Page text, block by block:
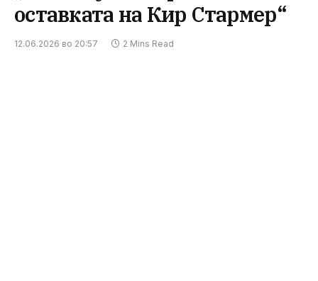
оставката на Кир Стармер“
12.06.2026 во 20:57 2 Mins Read